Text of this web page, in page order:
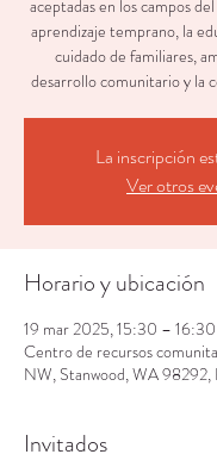
aceptadas en los campos
aprendizaje temprano, la
cuidado de familiares,
desarrollo comunitario y la
La inscripción
Ver otros
Horario y ubicación
19 mar 2025, 15:30 – 16:30
Centro de recursos
NW, Stanwood, WA 98292,
Invitados